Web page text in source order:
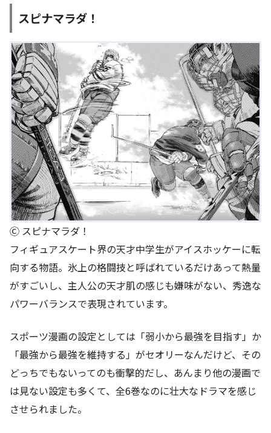
スピナマラダ！
Ⓒ スピナマラダ！
フィギュアスケート界の天才中学生がアイスホッケーに転
向する物語。氷上の格闘技と呼ばれているだけあって熱量
がすごいし、主人公の天才肌の感じも嫌味がない、秀逸な
パワーバランスで表現されています。
スポーツ漫画の設定としては「弱小から最強を目指す」か
「最強から最強を維持する」がセオリーなんだけど、その
どっちでもないってのも衝撃的だし、あんまり他の漫画で
は見ない設定も多くて、全6巻なのに壮大なドラマを感じ
させられました。